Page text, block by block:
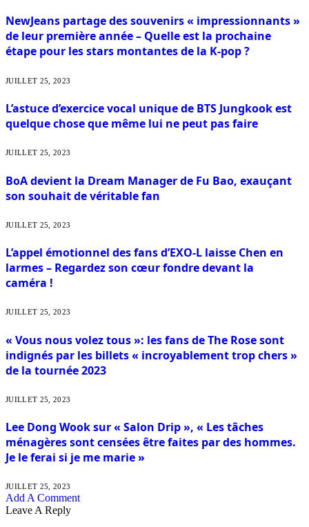
NewJeans partage des souvenirs « impressionnants »
de leur première année – Quelle est la prochaine
étape pour les stars montantes de la K-pop ?
JUILLET 25, 2023
L’astuce d’exercice vocal unique de BTS Jungkook est
quelque chose que même lui ne peut pas faire
JUILLET 25, 2023
BoA devient la Dream Manager de Fu Bao, exauçant
son souhait de véritable fan
JUILLET 25, 2023
L’appel émotionnel des fans d’EXO-L laisse Chen en
larmes – Regardez son cœur fondre devant la
caméra !
JUILLET 25, 2023
« Vous nous volez tous »: les fans de The Rose sont
indignés par les billets « incroyablement trop chers »
de la tournée 2023
JUILLET 25, 2023
Lee Dong Wook sur « Salon Drip », « Les tâches
ménagères sont censées être faites par des hommes.
Je le ferai si je me marie »
JUILLET 25, 2023
Add A Comment
Leave A Reply